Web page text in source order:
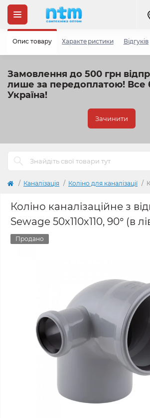
Замовлення до 500 грн
лише за передоплатою! Все
Україна!
Зачинити
Каналізація Коліно для каналізації
Коліно каналізаційне з
Sewage 50х110х110, 90° (в
Продано
Опис товару Характеристики Відгуків